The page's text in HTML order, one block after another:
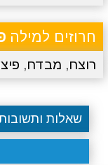
חרוזים למילה
רוצח, מבדח,
שאלות